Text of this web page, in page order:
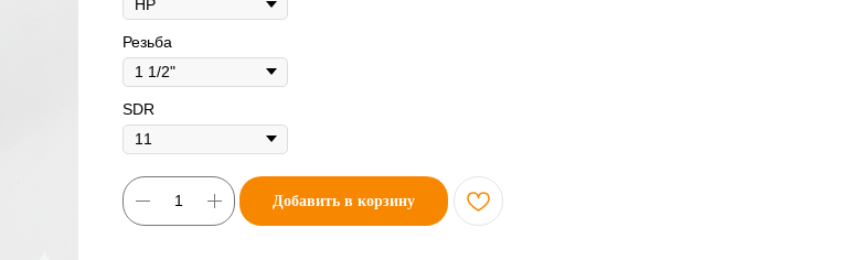
Резьба
SDR
Добавить в корзину